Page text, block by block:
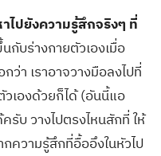
ปยังความรู้สึกจริงๆ ที่
กับร่างกายตัวเองเมื่อ
ว่า เราอาจวางมือลงไปที่
เองด้วยก็ได้(อันนี้แอ
บ วางไปตรงไหนสักที่ ให้
ความรู้สึกที่อื้ออึงในหัวไป